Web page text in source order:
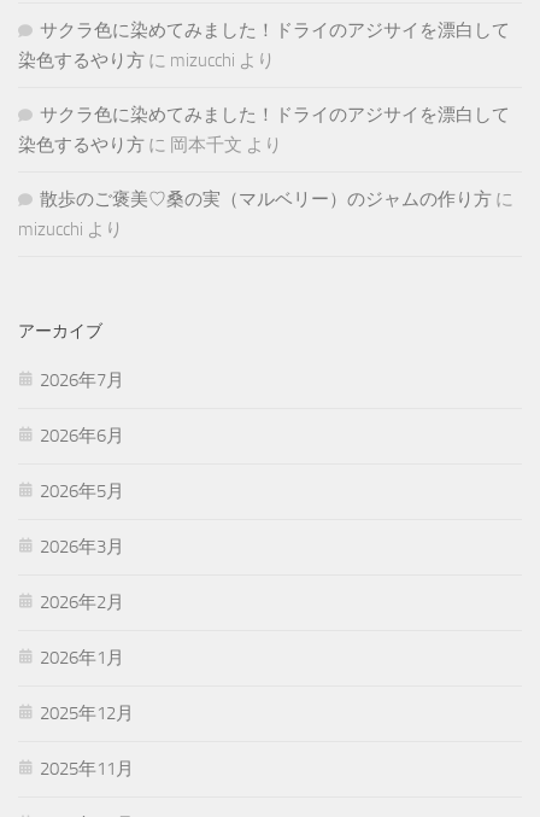
サクラ色に染めてみました！ドライのアジサイを漂白して
染色するやり方 に mizucchi より
サクラ色に染めてみました！ドライのアジサイを漂白して
染色するやり方 に 岡本千文 より
散歩のご褒美♡桑の実（マルベリー）のジャムの作り方 に
mizucchi より
アーカイブ
2026年7月
2026年6月
2026年5月
2026年3月
2026年2月
2026年1月
2025年12月
2025年11月